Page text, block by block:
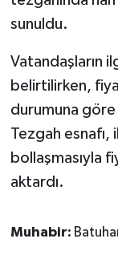
sunuldu.
Vatandaşların
belirtilirken,
durumuna
Tezgah esnafı,
bollaşmasıyla
aktardı.
Muhabir: